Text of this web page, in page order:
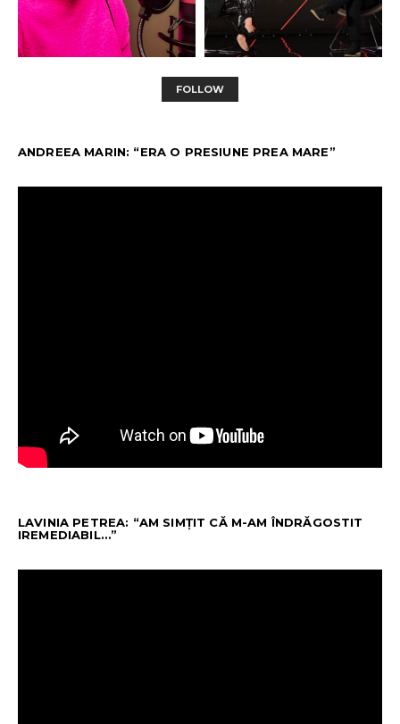
FOLLOW
ANDREEA MARIN: “ERA O PRESIUNE PREA MARE”
LAVINIA PETREA: “AM SIMȚIT CĂ M-AM ÎNDRĂGOSTIT
IREMEDIABIL…”